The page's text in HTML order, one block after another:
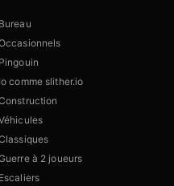
Bureau
Pingouin
Io comme slither.io
à 2 joueurs
Escaliers